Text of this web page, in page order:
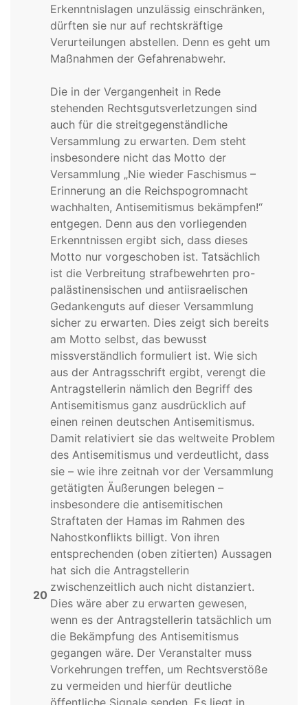
Erkenntnislagen unzulässig einschränken,
dürften sie nur auf rechtskräftige
Verurteilungen abstellen. Denn es geht um
Maßnahmen der Gefahrenabwehr.
20
Die in der Vergangenheit in Rede
stehenden Rechtsgutsverletzungen sind
auch für die streitgegenständliche
Versammlung zu erwarten. Dem steht
insbesondere nicht das Motto der
Versammlung „Nie wieder Faschismus –
Erinnerung an die Reichspogromnacht
wachhalten, Antisemitismus bekämpfen!“
entgegen. Denn aus den vorliegenden
Erkenntnissen ergibt sich, dass dieses
Motto nur vorgeschoben ist. Tatsächlich
ist die Verbreitung strafbewehrten pro-
palästinensischen und antiisraelischen
Gedankenguts auf dieser Versammlung
sicher zu erwarten. Dies zeigt sich bereits
am Motto selbst, das bewusst
missverständlich formuliert ist. Wie sich
aus der Antragsschrift ergibt, verengt die
Antragstellerin nämlich den Begriff des
Antisemitismus ganz ausdrücklich auf
einen reinen deutschen Antisemitismus.
Damit relativiert sie das weltweite Problem
des Antisemitismus und verdeutlicht, dass
sie – wie ihre zeitnah vor der Versammlung
getätigten Äußerungen belegen –
insbesondere die antisemitischen
Straftaten der Hamas im Rahmen des
Nahostkonflikts billigt. Von ihren
entsprechenden (oben zitierten) Aussagen
hat sich die Antragstellerin
zwischenzeitlich auch nicht distanziert.
Dies wäre aber zu erwarten gewesen,
wenn es der Antragstellerin tatsächlich um
die Bekämpfung des Antisemitismus
gegangen wäre. Der Veranstalter muss
Vorkehrungen treffen, um Rechtsverstöße
zu vermeiden und hierfür deutliche
öffentliche Signale senden. Es liegt in